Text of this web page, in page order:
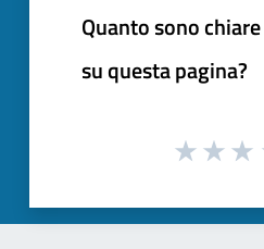
Quanto sono
su questa pagina?